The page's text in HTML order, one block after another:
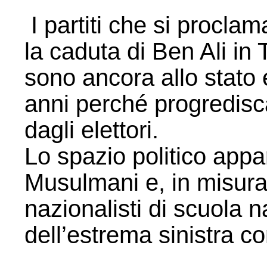
I partiti che si
la caduta di Ben Ali in
sono ancora allo stato
anni perché
dagli elettori.
Lo spazio politico
Musulmani e, in
nazionalisti di scuola
dell’estrema sinistra